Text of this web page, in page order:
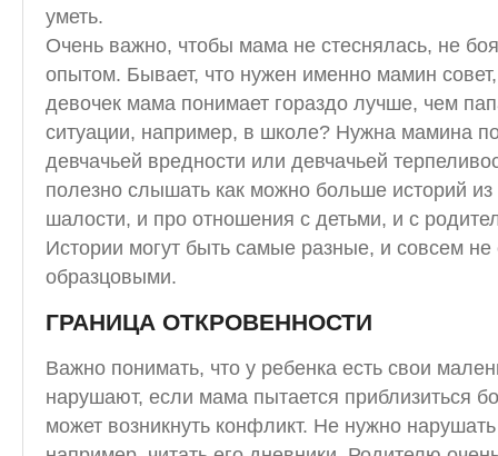
уметь.
Очень важно, чтобы мама не стеснялась, не
опытом. Бывает, что нужен именно мамин
девочек мама понимает гораздо лучше, чем
ситуации, например, в школе? Нужна мамина
девчачьей вредности или девчачьей
полезно слышать как можно больше историй
шалости, и про отношения с детьми, и с
Истории могут быть самые разные, и совсем
образцовыми.
ГРАНИЦА ОТКРОВЕННОСТИ
Важно понимать, что у ребенка есть свои
нарушают, если мама пытается приблизиться
может возникнуть конфликт. Не нужно